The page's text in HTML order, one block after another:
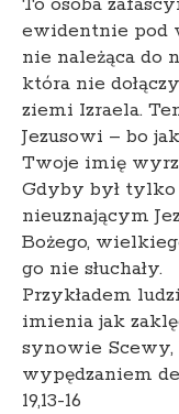
ewidentnie pod
nie należąca do
która nie
ziemi Izraela.
Jezusowi – bo
Twoje imię
Gdyby był tylko
nieuznającym
Bożego,
go nie słuchały.
Przykładem
imienia jak
synowie
wypędzaniem
19,13-16